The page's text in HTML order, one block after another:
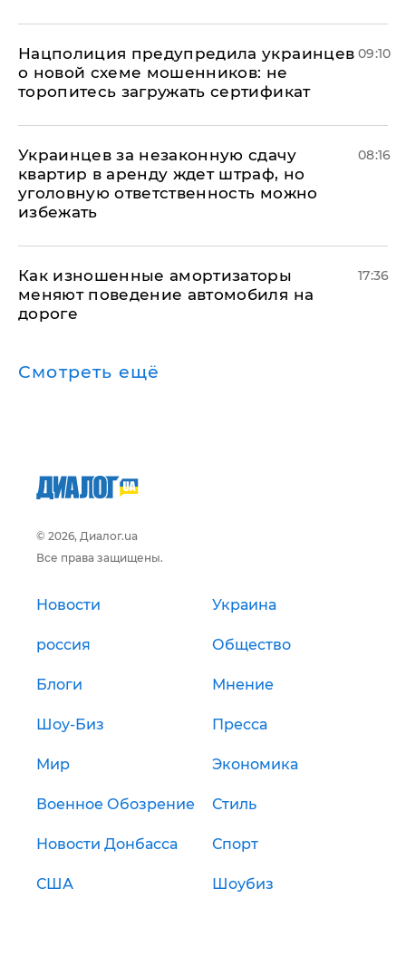
Нацполиция предупредила украинцев
о новой схеме мошенников: не
торопитесь загружать сертификат
09:10
Украинцев за незаконную сдачу
квартир в аренду ждет штраф, но
уголовную ответственность можно
избежать
08:16
Как изношенные амортизаторы
меняют поведение автомобиля на
дороге
17:36
Смотреть ещё
© 2026, Диалог.ua
Все права защищены.
Новости Украина
россия Общество
Блоги Мнение
Шоу-Биз Пресса
Мир Экономика
Военное Обозрение Стиль
Новости Донбасса Спорт
США Шоубиз